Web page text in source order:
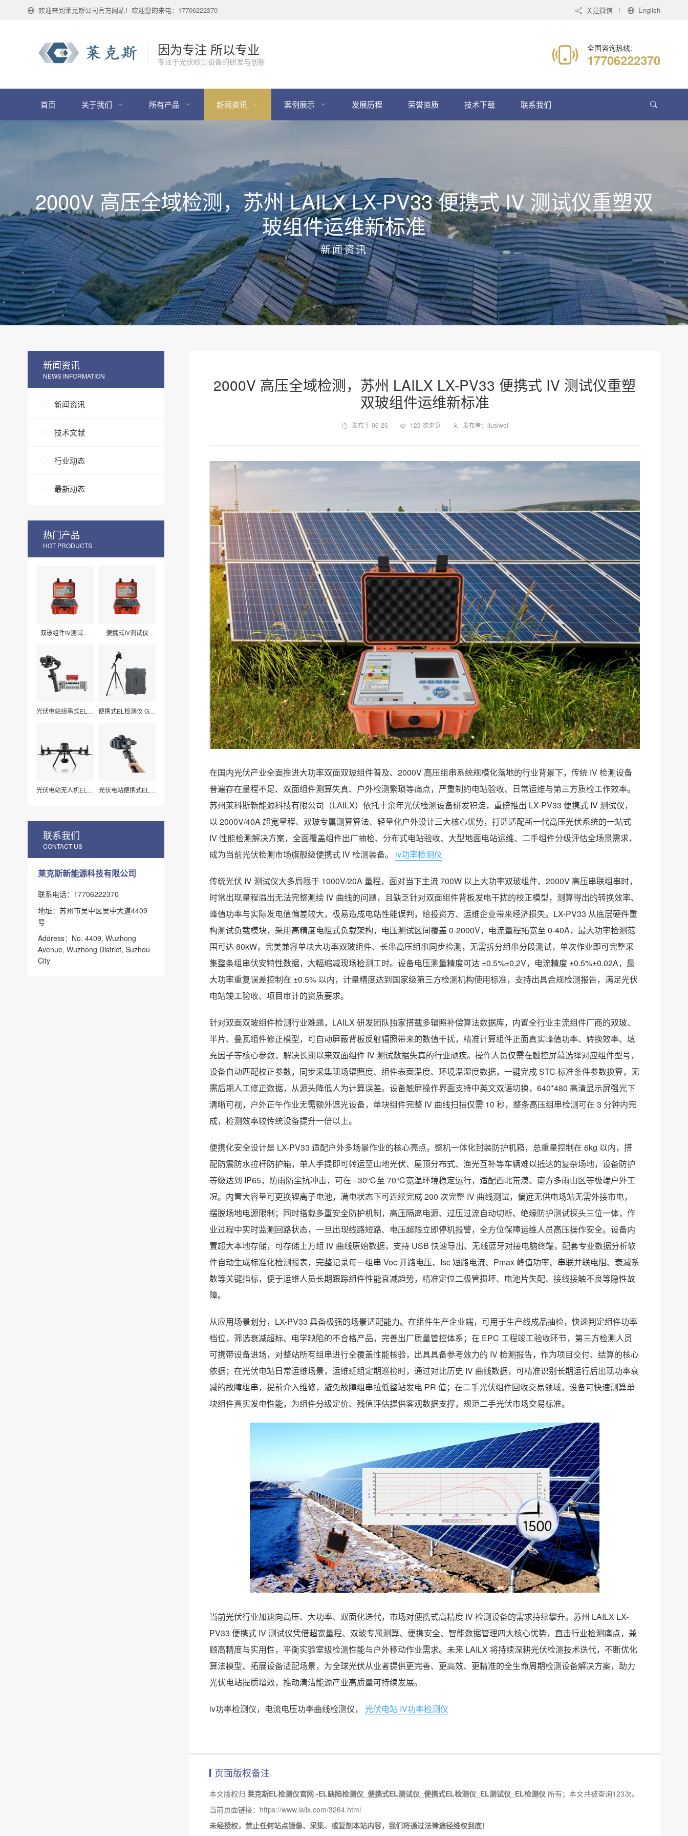
欢迎来到莱克斯公司官方网站！欢迎您的来电：17706222370 关注微信 English
因为专注 所以专业
专注于光伏检测设备的研发与创新
全国咨询热线:
17706222370
首页 关于我们 所有产品 新闻资讯 案例展示 发展历程 荣誉资质 技术下载 联系我们
2000V 高压全域检测，苏州 LAILX LX-PV33 便携式 IV 测试仪重塑双
玻组件运维新标准
新闻资讯
新闻资讯
NEWS INFORMATION
新闻资讯
技术文献
行业动态
最新动态
热门产品
HOT PRODUCTS
双玻组件IV测试仪
便携式IV测试仪
光伏电站组串式EL检
便携式EL检测仪 G50
光伏电站无人机EL扫
光伏电站便携式EL检
联系我们
CONTACT US
莱克斯新能源科技有限公司
联系电话：17706222370
地址：苏州市吴中区吴中大道4409
号
Address：No. 4409, Wuzhong
Avenue, Wuzhong District, Suzhou
City
2000V 高压全域检测，苏州 LAILX LX-PV33 便携式 IV 测试仪重塑
双玻组件运维新标准
发布于 06-26 123 次浏览 发布者：liusiwei
在国内光伏产业全面推进大功率双面双玻组件普及、2000V 高压组串系统规模化落地的行业背景下，传统 IV 检测设备
普遍存在量程不足、双面组件测算失真、户外检测繁琐等痛点，严重制约电站验收、日常运维与第三方质检工作效率。
苏州莱科斯新能源科技有限公司（LAILX）依托十余年光伏检测设备研发积淀，重磅推出 LX-PV33 便携式 IV 测试仪，
以 2000V/40A 超宽量程、双玻专属测算算法、轻量化户外设计三大核心优势，打造适配新一代高压光伏系统的一站式
IV 性能检测解决方案，全面覆盖组件出厂抽检、分布式电站验收、大型地面电站运维、二手组件分级评估全场景需求，
成为当前光伏检测市场旗舰级便携式 IV 检测装备。
iv功率检测仪
传统光伏 IV 测试仪大多局限于 1000V/20A 量程，面对当下主流 700W 以上大功率双玻组件、2000V 高压串联组串时，
时常出现量程溢出无法完整测绘 IV 曲线的问题，且缺乏针对双面组件背板发电干扰的校正模型，测算得出的转换效率、
峰值功率与实际发电值偏差较大，极易造成电站性能误判，给投资方、运维企业带来经济损失。LX-PV33 从底层硬件重
构测试负载模块，采用高精度电阻式负载架构，电压测试区间覆盖 0-2000V，电流量程拓宽至 0-40A，最大功率检测范
围可达 80kW，完美兼容单块大功率双玻组件、长串高压组串同步检测，无需拆分组串分段测试，单次作业即可完整采
集整条组串伏安特性数据，大幅缩减现场检测工时。设备电压测量精度可达 ±0.5%±0.2V，电流精度 ±0.5%±0.02A，最
大功率重复误差控制在 ±0.5% 以内，计量精度达到国家级第三方检测机构使用标准，支持出具合规检测报告，满足光伏
电站竣工验收、项目审计的资质要求。
针对双面双玻组件检测行业难题，LAILX 研发团队独家搭载多辐照补偿算法数据库，内置全行业主流组件厂商的双玻、
半片、叠瓦组件修正模型，可自动屏蔽背板反射辐照带来的数值干扰，精准计算组件正面真实峰值功率、转换效率、填
充因子等核心参数，解决长期以来双面组件 IV 测试数据失真的行业顽疾。操作人员仅需在触控屏幕选择对应组件型号，
设备自动匹配校正参数，同步采集现场辐照度、组件表面温度、环境温湿度数据，一键完成 STC 标准条件参数换算，无
需后期人工修正数据，从源头降低人为计算误差。设备触屏操作界面支持中英文双语切换，640*480 高清显示屏强光下
清晰可视，户外正午作业无需额外遮光设备，单块组件完整 IV 曲线扫描仅需 10 秒，整条高压组串检测可在 3 分钟内完
成，检测效率较传统设备提升一倍以上。
便携化安全设计是 LX-PV33 适配户外多场景作业的核心亮点。整机一体化封装防护机箱，总重量控制在 6kg 以内，搭
配防震防水拉杆防护箱，单人手提即可转运至山地光伏、屋顶分布式、渔光互补等车辆难以抵达的复杂场地，设备防护
等级达到 IP65，防雨防尘抗冲击，可在 - 30℃至 70℃宽温环境稳定运行，适配西北荒漠、南方多雨山区等极端户外工
况。内置大容量可更换锂离子电池，满电状态下可连续完成 200 次完整 IV 曲线测试，偏远无供电场站无需外接市电，
摆脱场地电源限制；同时搭载多重安全防护机制，高压隔离电源、过压过流自动切断、绝缘防护测试探头三位一体，作
业过程中实时监测回路状态，一旦出现线路短路、电压超限立即停机报警，全方位保障运维人员高压操作安全。设备内
置超大本地存储，可存储上万组 IV 曲线原始数据，支持 USB 快速导出、无线蓝牙对接电脑终端，配套专业数据分析软
件自动生成标准化检测报表，完整记录每一组串 Voc 开路电压、Isc 短路电流、Pmax 峰值功率、串联并联电阻、衰减系
数等关键指标，便于运维人员长期跟踪组件性能衰减趋势，精准定位二极管损坏、电池片失配、接线接触不良等隐性故
障。
从应用场景划分，LX-PV33 具备极强的场景适配能力。在组件生产企业端，可用于生产线成品抽检，快速判定组件功率
档位，筛选衰减超标、电学缺陷的不合格产品，完善出厂质量管控体系；在 EPC 工程竣工验收环节，第三方检测人员
可携带设备进场，对整站所有组串进行全覆盖性能核验，出具具备参考效力的 IV 检测报告，作为项目交付、结算的核心
依据；在光伏电站日常运维场景，运维班组定期巡检时，通过对比历史 IV 曲线数据，可精准识别长期运行后出现功率衰
减的故障组串，提前介入维修，避免故障组串拉低整站发电 PR 值；在二手光伏组件回收交易领域，设备可快速测算单
块组件真实发电性能，为组件分级定价、残值评估提供客观数据支撑，规范二手光伏市场交易标准。
当前光伏行业加速向高压、大功率、双面化迭代，市场对便携式高精度 IV 检测设备的需求持续攀升。苏州 LAILX LX-
PV33 便携式 IV 测试仪凭借超宽量程、双玻专属测算、便携安全、智能数据管理四大核心优势，直击行业检测痛点，兼
顾高精度与实用性，平衡实验室级检测性能与户外移动作业需求。未来 LAILX 将持续深耕光伏检测技术迭代，不断优化
算法模型、拓展设备适配场景，为全球光伏从业者提供更完善、更高效、更精准的全生命周期检测设备解决方案，助力
光伏电站提质增效，推动清洁能源产业高质量可持续发展。
iv功率检测仪，电流电压功率曲线检测仪， 光伏电站 IV功率检测仪
页面版权备注
本文版权归 莱克斯EL检测仪官网 -EL缺陷检测仪_便携式EL测试仪_便携式EL检测仪_EL测试仪_EL检测仪 所有；本文共被查询123次。
当前页面链接：https://www.lailx.com/3264.html
未经授权，禁止任何站点镜像、采集、或复制本站内容，我们将通过法律途径维权到底！